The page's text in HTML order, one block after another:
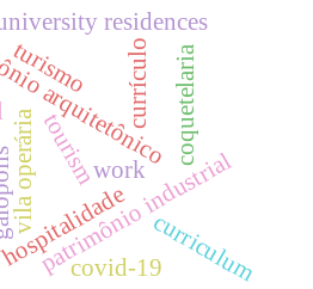
patrimônio industrial
vila operária
arquitetônico
turismo
tourism
currículo
curriculum
residences
covid-19
work
coquetelaria